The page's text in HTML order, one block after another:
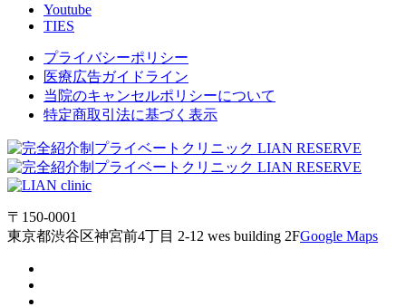
Youtube
TIES
プライバシーポリシー
医療広告ガイドライン
当院のキャンセルポリシーについて
特定商取引法に基づく表示
〒150-0001
東京都渋谷区神宮前4丁目 2-12 wes building 2FGoogle Maps